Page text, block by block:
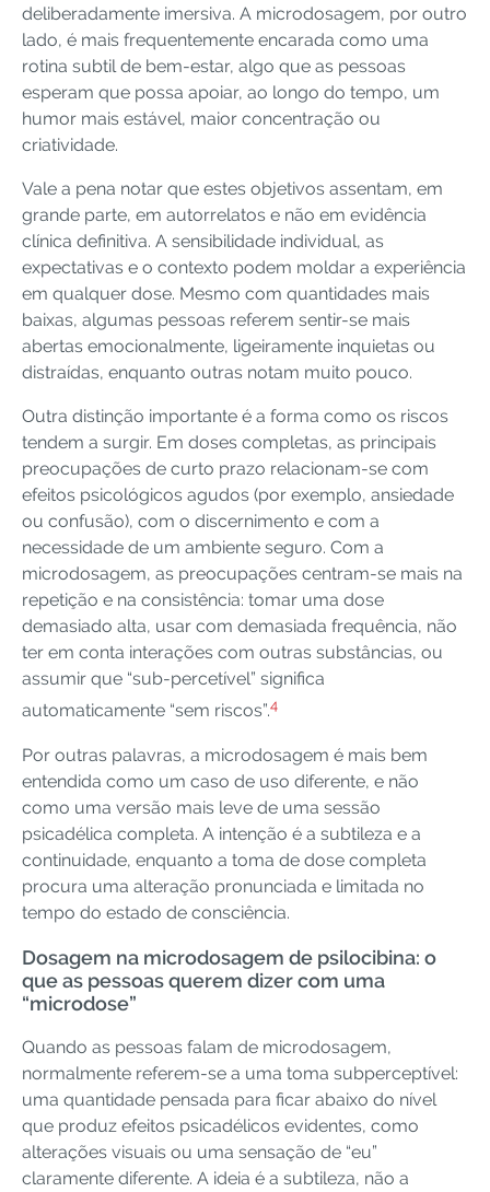
deliberadamente imersiva. A microdosagem, por outro
lado, é mais frequentemente encarada como uma
rotina subtil de bem-estar, algo que as pessoas
esperam que possa apoiar, ao longo do tempo, um
humor mais estável, maior concentração ou
criatividade.
Vale a pena notar que estes objetivos assentam, em
grande parte, em autorrelatos e não em evidência
clínica definitiva. A sensibilidade individual, as
expectativas e o contexto podem moldar a experiência
em qualquer dose. Mesmo com quantidades mais
baixas, algumas pessoas referem sentir-se mais
abertas emocionalmente, ligeiramente inquietas ou
distraídas, enquanto outras notam muito pouco.
Outra distinção importante é a forma como os riscos
tendem a surgir. Em doses completas, as principais
preocupações de curto prazo relacionam-se com
efeitos psicológicos agudos (por exemplo, ansiedade
ou confusão), com o discernimento e com a
necessidade de um ambiente seguro. Com a
microdosagem, as preocupações centram-se mais na
repetição e na consistência: tomar uma dose
demasiado alta, usar com demasiada frequência, não
ter em conta interações com outras substâncias, ou
assumir que “sub-percetível” significa
automaticamente “sem riscos”.4
Por outras palavras, a microdosagem é mais bem
entendida como um caso de uso diferente, e não
como uma versão mais leve de uma sessão
psicadélica completa. A intenção é a subtileza e a
continuidade, enquanto a toma de dose completa
procura uma alteração pronunciada e limitada no
tempo do estado de consciência.
Dosagem na microdosagem de psilocibina: o
que as pessoas querem dizer com uma
“microdose”
Quando as pessoas falam de microdosagem,
normalmente referem-se a uma toma subperceptível:
uma quantidade pensada para ficar abaixo do nível
que produz efeitos psicadélicos evidentes, como
alterações visuais ou uma sensação de “eu”
claramente diferente. A ideia é a subtileza, não a